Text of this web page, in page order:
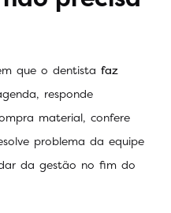
que o dentista faz
responde
material, confere
problema da equipe
da gestão no fim do